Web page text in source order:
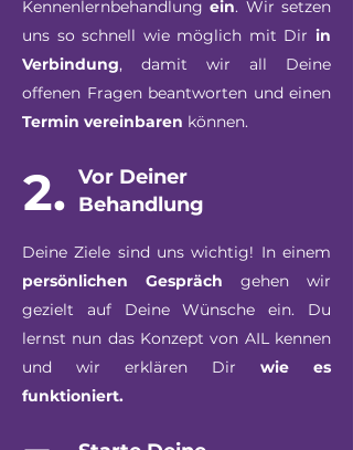
Kennenlernbehandlungein. Wir setzen
uns so schnell wie möglich mit Dir in
Verbindung, damit wir all Deine
offenen Fragen beantworten und einen
Termin vereinbaren können.
2. Vor Deiner
Behandlung
Deine Ziele sind uns wichtig! In einem
persönlichen Gespräch gehen wir
gezielt auf Deine Wünsche ein. Du
lernst nun das Konzept von AIL kennen
und wir erklären Dir wie es
funktioniert.